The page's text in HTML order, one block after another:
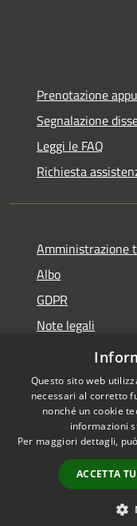
Prenotazione
Segnalazione
Leggi le FAQ
Richiesta
Amministrazione
Albo
GDPR
Note legali
Dichiarazione di
Accessibilità
Questo sito web
necessari al corretto
nonché un cookie
informazioni
Per maggiori dettagli,
ACCETTA